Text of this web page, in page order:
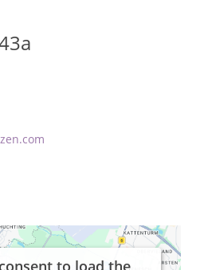
to load the